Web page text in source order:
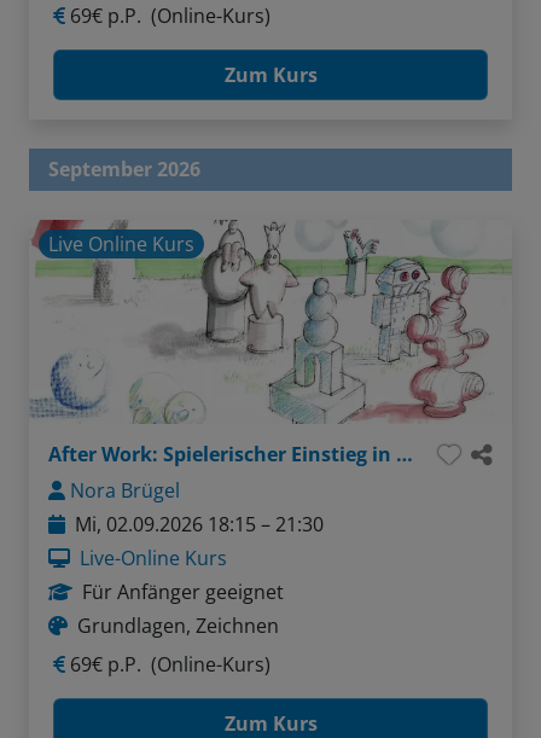
69€ p.P. (Online-Kurs)
Zum Kurs
September 2026
Live Online Kurs
After Work: Spielerischer Einstieg in plastisches Zeichnen
Nora Brügel
Mi, 02.09.2026 18:15 – 21:30
Live-Online Kurs
Für Anfänger geeignet
Grundlagen, Zeichnen
69€ p.P. (Online-Kurs)
Zum Kurs